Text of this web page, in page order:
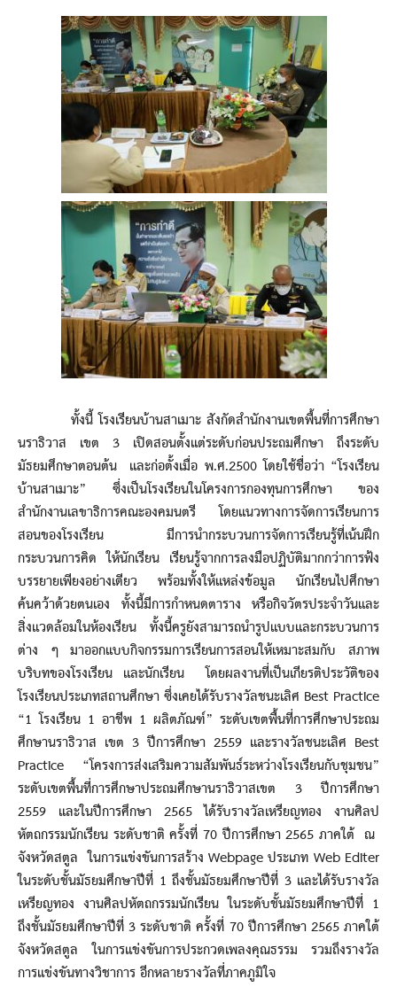
ทั้งนี้ โรงเรียนบ้านสาเมาะ สังกัดสำนักงานเขตพื้นที่การศึกษา
นราธิวาส เขต 3 เปิดสอนตั้งแต่ระดับก่อนประถมศึกษา ถึงระดับ
มัธยมศึกษาตอนต้น และก่อตั้งเมื่อ พ.ศ.2500 โดยใช้ชื่อว่า “โรงเรียน
บ้านสาเมาะ” ซึ่งเป็นโรงเรียนในโครงการกองทุนการศึกษา ของ
สำนักงานเลขาธิการคณะองคมนตรี โดยแนวทางการจัดการเรียนการ
สอนของโรงเรียน มีการนำกระบวนการจัดการเรียนรู้ที่เน้นฝึก
กระบวนการคิด ให้นักเรียน เรียนรู้จากการลงมือปฏิบัติมากกว่าการฟ้ง
บรรยายเพียงอย่างเดียว พร้อมทั้งให้แหล่งข้อมูล นักเรียนไปศึกษา
ค้นคว้าด้วยตนเอง ทั้งนี้มีการกำหนดตาราง หรือกิจวัตรประจำวันและ
สิ่งแวดล้อมในห้องเรียน ทั้งนี้ครูยังสามารถนำรูปแบบและกระบวนการ
ต่าง ๆ มาออกแบบกิจกรรมการเรียนการสอนให้เหมาะสมกับ สภาพ
บริบทของโรงเรียน และนักเรียน โดยผลงานที่เป็นเกียรติประวัติของ
โรงเรียนประเภทสถานศึกษา ซึ่งเคยได้รับรางวัลชนะเลิศ Best Practice
“1 โรงเรียน 1 อาชีพ 1 ผลิตภัณฑ์” ระดับเขตพื้นที่การศึกษาประถม
ศึกษานราธิวาส เขต 3 ปีการศึกษา 2559 และรางวัลชนะเลิศ Best
Practice “โครงการส่งเสริมความสัมพันธ์ระหว่างโรงเรียนกับชุมชน”
ระดับเขตพื้นที่การศึกษาประถมศึกษานราธิวาสเขต 3 ปีการศึกษา
2559 และในปีการศึกษา 2565 ได้รับรางวัลเหรียญทอง งานศิลป
หัตถกรรมนักเรียน ระดับชาติ ครั้งที่ 70 ปีการศึกษา 2565 ภาคใต้ ณ
จังหวัดสตูล ในการแข่งขันการสร้าง Webpage ประเภท Web Editer
ในระดับชั้นมัธยมศึกษาปีที่ 1 ถึงชั้นมัธยมศึกษาปีที่ 3 และได้รับรางวัล
เหรียญทอง งานศิลปหัตถกรรมนักเรียน ในระดับชั้นมัธยมศึกษาปีที่ 1
ถึงชั้นมัธยมศึกษาปีที่ 3 ระดับชาติ ครั้งที่ 70 ปีการศึกษา 2565 ภาคใต้
จังหวัดสตูล ในการแข่งขันการประกวดเพลงคุณธรรม รวมถึงรางวัล
การแข่งขันทางวิชาการ อีกหลายรางวัลที่ภาคภูมิใจ